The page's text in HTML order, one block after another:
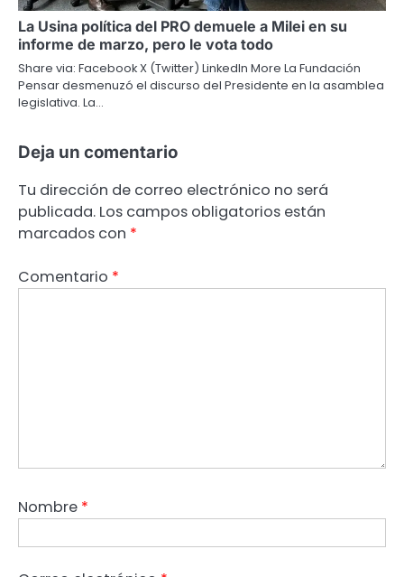
La Usina política del PRO demuele a Milei en su
informe de marzo, pero le vota todo
Share via: Facebook X (Twitter) LinkedIn More La Fundación
Pensar desmenuzó el discurso del Presidente en la asamblea
legislativa. La…
Deja un comentario
Tu dirección de correo electrónico no será
publicada. Los campos obligatorios están
marcados con *
Comentario *
Nombre *